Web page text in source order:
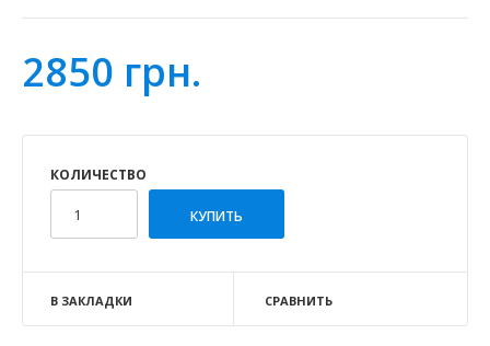
2850 грн.
КОЛИЧЕСТВО
В ЗАКЛАДКИ СРАВНИТЬ